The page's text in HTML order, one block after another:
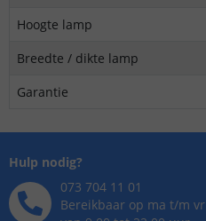
Hoogte lamp
Breedte / dikte lamp
Garantie
Hulp nodig?
073 704 11 01
Bereikbaar op ma t/m vr